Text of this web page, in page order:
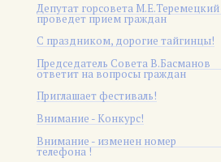
Депутат горсовета М.Е.Теремецкий
проведет прием граждан
С праздником, дорогие тайгинцы!
Председатель Совета В.Басманов
ответит на вопросы граждан
Приглашает фестиваль!
Внимание - Конкурс!
Внимание - изменен номер
телефона !